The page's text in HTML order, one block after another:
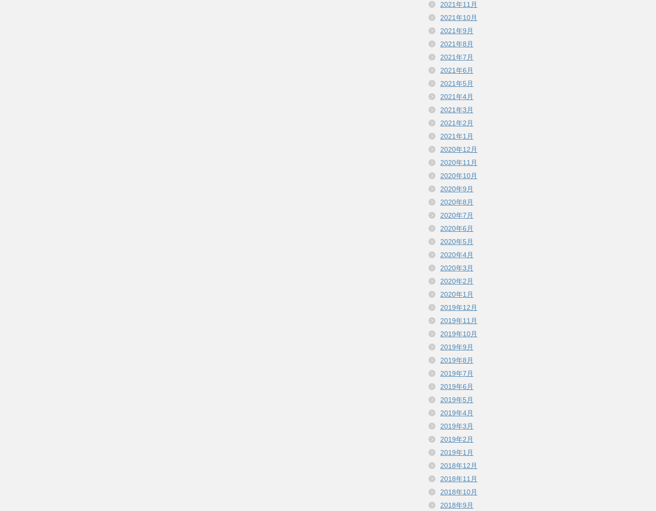
2021年11月
2021年10月
2021年9月
2021年8月
2021年7月
2021年6月
2021年5月
2021年4月
2021年3月
2021年2月
2021年1月
2020年12月
2020年11月
2020年10月
2020年9月
2020年8月
2020年7月
2020年6月
2020年5月
2020年4月
2020年3月
2020年2月
2020年1月
2019年12月
2019年11月
2019年10月
2019年9月
2019年8月
2019年7月
2019年6月
2019年5月
2019年4月
2019年3月
2019年2月
2019年1月
2018年12月
2018年11月
2018年10月
2018年9月